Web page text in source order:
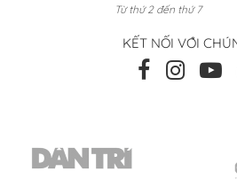
Từ thứ 2 đến thứ 7
KẾT NỐI VỚI